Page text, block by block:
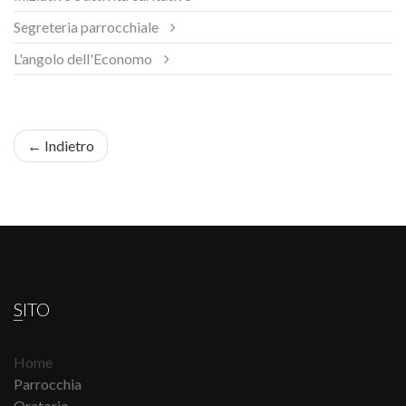
Segreteria parrocchiale
L'angolo dell'Economo
← Indietro
SITO
Home
Parrocchia